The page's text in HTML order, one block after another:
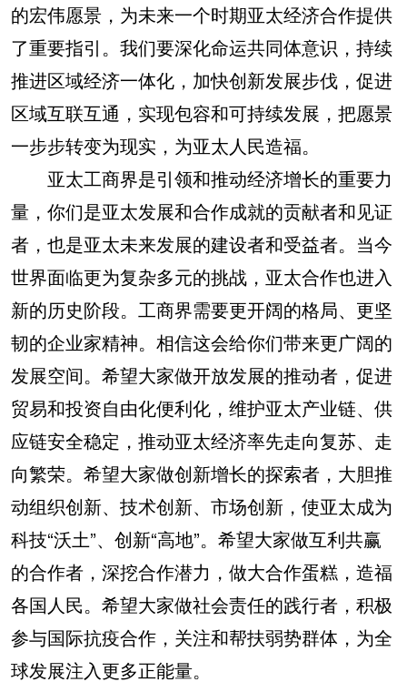
的宏伟愿景，为未来一个时期亚太经济合作提供
了重要指引。我们要深化命运共同体意识，持续
推进区域经济一体化，加快创新发展步伐，促进
区域互联互通，实现包容和可持续发展，把愿景
一步步转变为现实，为亚太人民造福。
亚太工商界是引领和推动经济增长的重要力
量，你们是亚太发展和合作成就的贡献者和见证
者，也是亚太未来发展的建设者和受益者。当今
世界面临更为复杂多元的挑战，亚太合作也进入
新的历史阶段。工商界需要更开阔的格局、更坚
韧的企业家精神。相信这会给你们带来更广阔的
发展空间。希望大家做开放发展的推动者，促进
贸易和投资自由化便利化，维护亚太产业链、供
应链安全稳定，推动亚太经济率先走向复苏、走
向繁荣。希望大家做创新增长的探索者，大胆推
动组织创新、技术创新、市场创新，使亚太成为
科技“沃土”、创新“高地”。希望大家做互利共赢
的合作者，深挖合作潜力，做大合作蛋糕，造福
各国人民。希望大家做社会责任的践行者，积极
参与国际抗疫合作，关注和帮扶弱势群体，为全
球发展注入更多正能量。